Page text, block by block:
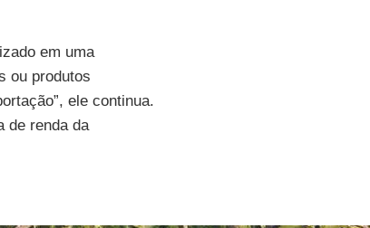
em uma
ou produtos
ele continua.
de renda da